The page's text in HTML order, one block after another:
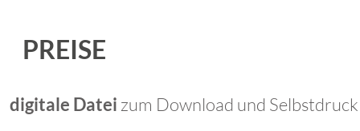
PREISE
digitale Datei zum Download und Selbstdruck